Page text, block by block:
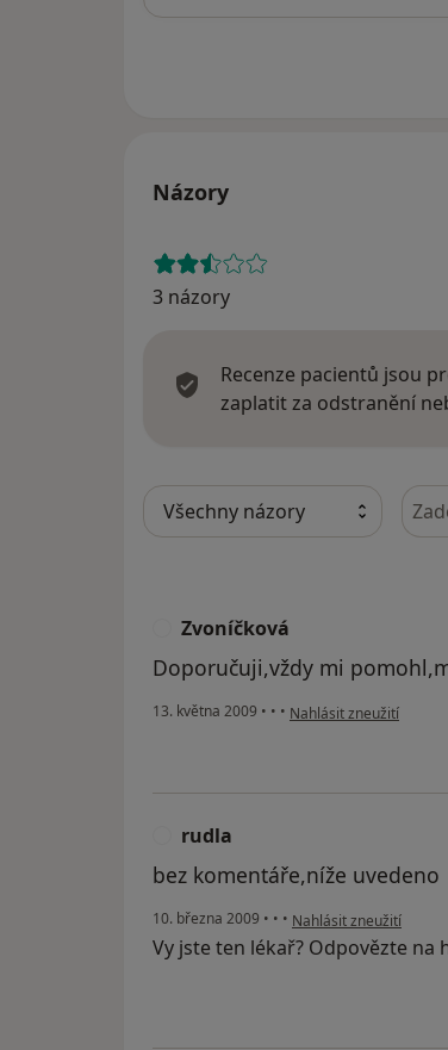
Názory
3 názory
Recenze pacientů jsou
zaplatit za odstranění
Zvoníčková
Doporučuji,vždy mi
13. května 2009 • • • podle názoru uživatele
Nahlásit zneužití
rudla
bez komentáře,níže uvedeno
10. března 2009 • • • podle názoru uživatele
Nahlásit zneužití
Vy jste ten lékař? Odpovězte na